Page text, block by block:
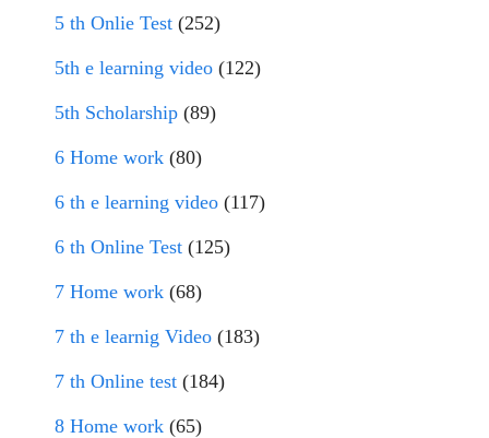
5 th Onlie Test (252)
5th e learning video (122)
5th Scholarship (89)
6 Home work (80)
6 th e learning video (117)
6 th Online Test (125)
7 Home work (68)
7 th e learnig Video (183)
7 th Online test (184)
8 Home work (65)